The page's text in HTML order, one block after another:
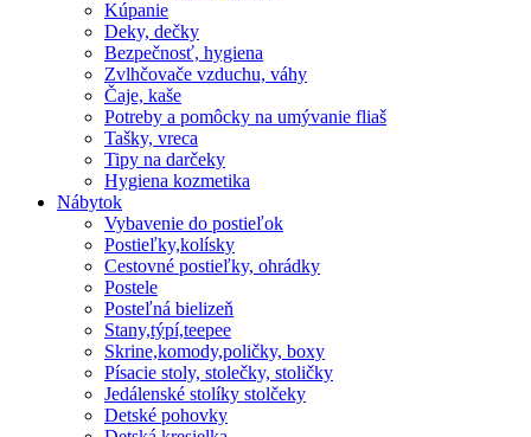
Kúpanie
Deky, dečky
Bezpečnosť, hygiena
Zvlhčovače vzduchu, váhy
Čaje, kaše
Potreby a pomôcky na umývanie fliaš
Tašky, vreca
Tipy na darčeky
Hygiena kozmetika
Nábytok
Vybavenie do postieľok
Postieľky,kolísky
Cestovné postieľky, ohrádky
Postele
Posteľná bielizeň
Stany,týpí,teepee
Skrine,komody,poličky, boxy
Písacie stoly, stolečky, stoličky
Jedálenské stolíky stolčeky
Detské pohovky